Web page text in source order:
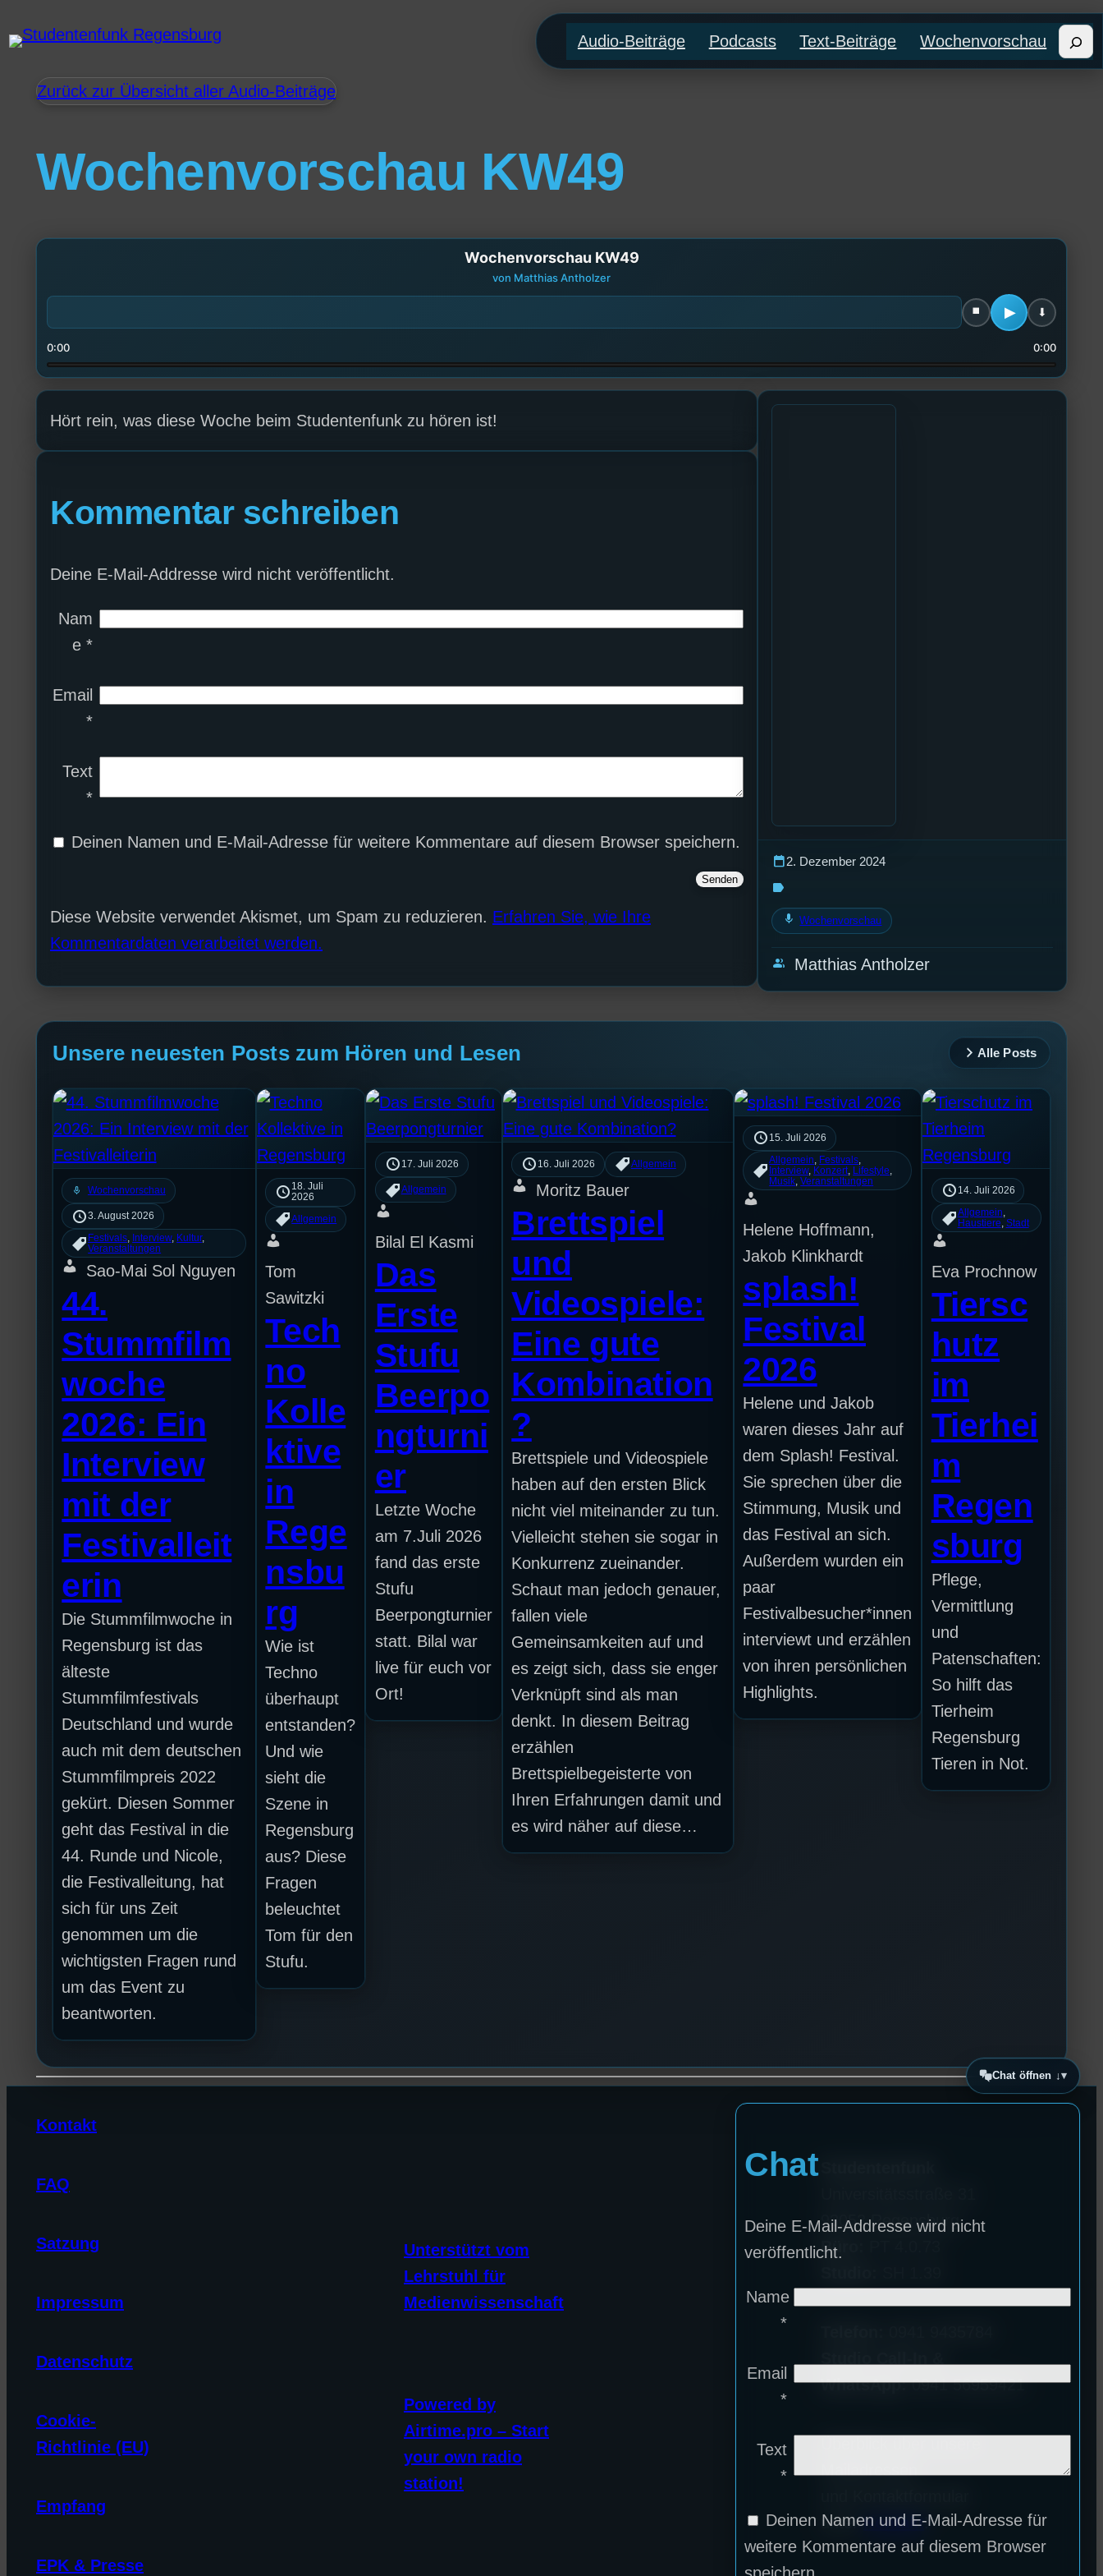
Audio-Beiträge Podcasts Text-Beiträge Wochenvorschau
Zurück zur Übersicht aller Audio-Beiträge
Wochenvorschau KW49
Wochenvorschau KW49
von Matthias Antholzer
0:00 0:00
Hört rein, was diese Woche beim Studentenfunk zu hören ist!
Kommentar schreiben
Deine E-Mail-Addresse wird nicht veröffentlicht.
Nam
e *
Email
*
Text
*
Deinen Namen und E-Mail-Adresse für weitere Kommentare auf diesem Browser speichern.
Diese Website verwendet Akismet, um Spam zu reduzieren. Erfahren Sie, wie Ihre
Kommentardaten verarbeitet werden.
calendar_today2. Dezember 2024
label
mic Wochenvorschau
group Matthias Antholzer
Unsere neuesten Posts zum Hören und Lesen Alle Posts
mic Wochenvorschau
3. August 2026
Festivals Interview, Kultur
Veranstaltungen
Sao-Mai Sol Nguyen
44.
Stummfilm
woche
2026: Ein
Interview
mit der
Festivalleit
erin
Die Stummfilmwoche in
Regensburg ist das
älteste
Stummfilmfestivals
Deutschland und wurde
auch mit dem deutschen
Stummfilmpreis 2022
gekürt. Diesen Sommer
geht das Festival in die
44. Runde und Nicole,
die Festivalleitung, hat
sich für uns Zeit
genommen um die
wichtigsten Fragen rund
um das Event zu
beantworten.
18. Juli
2026
Allgemein
Tom
Sawitzki
Tech
no
Kolle
ktive
in
Rege
nsbu
rg
Wie ist
Techno
überhaupt
entstanden?
Und wie
sieht die
Szene in
Regensburg
aus? Diese
Fragen
beleuchtet
Tom für den
Stufu.
17. Juli 2026
Allgemein
Bilal El Kasmi
Das
Erste
Stufu
Beerpo
ngturni
er
Letzte Woche
am 7.Juli 2026
fand das erste
Stufu
Beerpongturnier
statt. Bilal war
live für euch vor
Ort!
16. Juli 2026 Allgemein
Moritz Bauer
Brettspiel
und
Videospiele:
Eine gute
Kombination
?
Brettspiele und Videospiele
haben auf den ersten Blick
nicht viel miteinander zu tun.
Vielleicht stehen sie sogar in
Konkurrenz zueinander.
Schaut man jedoch genauer,
fallen viele
Gemeinsamkeiten auf und
es zeigt sich, dass sie enger
Verknüpft sind als man
denkt. In diesem Beitrag
erzählen
Brettspielbegeisterte von
Ihren Erfahrungen damit und
es wird näher auf diese…
15. Juli 2026
Allgemein Festivals
Interview, Konzert Lifestyle
Musik , Veranstaltungen
Helene Hoffmann,
Jakob Klinkhardt
splash!
Festival
2026
Helene und Jakob
waren dieses Jahr auf
dem Splash! Festival.
Sie sprechen über die
Stimmung, Musik und
das Festival an sich.
Außerdem wurden ein
paar
Festivalbesucher*innen
interviewt und erzählen
von ihren persönlichen
Highlights.
14. Juli 2026
Allgemein
Haustiere Stadt
Eva Prochnow
Tiersc
hutz
im
Tierhei
m
Regen
sburg
Pflege,
Vermittlung
und
Patenschaften:
So hilft das
Tierheim
Regensburg
Tieren in Not.
Kontakt
FAQ
Satzung
Impressum
Datenschutz
Cookie-
Richtlinie (EU)
Empfang
EPK & Presse
Unterstützt vom
Lehrstuhl für
Medienwissenschaft
Powered by
Airtime.pro – Start
your own radio
station!
93053 Regensburg
Büro:
WhatsApp:0941 56959421
unterKontakt!
Chat öffnen ↓
Chat
Deine E-Mail-Addresse wird nicht
veröffentlicht.
Name
*
Email
*
Text
*
Deinen Namen und E-Mail-Adresse für
weitere Kommentare auf diesem Browser